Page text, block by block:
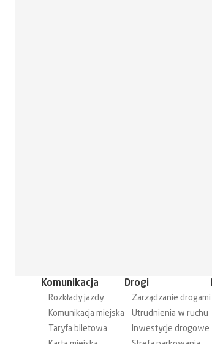
Komunikacja
Rozkłady jazdy
Komunikacja miejska
Taryfa biletowa
Drogi
Zarządzanie drogami
Utrudnienia w ruchu
Inwestycje drogowe